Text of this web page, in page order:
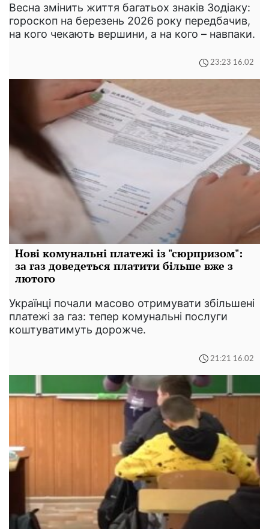
Весна змінить життя багатьох знаків Зодіаку:
гороскоп на березень 2026 року передбачив,
на кого чекають вершини, а на кого – навпаки.
23:23 16.02
Нові комунальні платежі із "сюрпризом":
за газ доведеться платити більше вже з
лютого
Українці почали масово отримувати збільшені
платежі за газ: тепер комунальні послуги
коштуватимуть дорожче.
21:21 16.02